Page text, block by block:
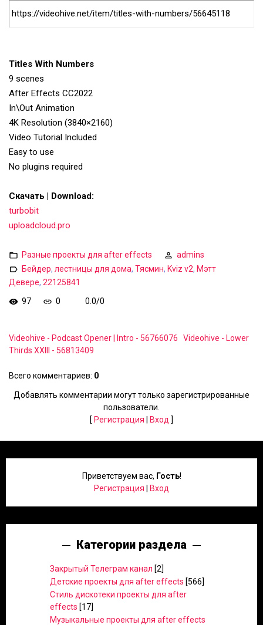
https://videohive.net/item/titles-with-numbers/56645118
Titles With Numbers
9 scenes
After Effects CC2022
In\Out Animation
4K Resolution (3840×2160)
Video Tutorial Included
Easy to use
No plugins required
Скачать | Download:
turbobit
uploadcloud.pro
Разные проекты для after effects
admins
Бейдер, лестницы для дома, Тясмин, Kviz v2, Мэтт
Девере, 22125841
97
0 0.0/0
Videohive - Podcast Opener | Intro - 56766076
Videohive - Lower
Thirds XXIII - 56813409
Всего комментариев: 0
Добавлять комментарии могут только зарегистрированные
пользователи.
[ Регистрация Вход ]
Приветствуем вас, Гость!
Регистрация
Вход
Категории раздела
Закрытый Телеграм канал [2]
Детские проекты для after effects [566]
Стиль дискотеки проекты для after
effects [17]
Музыкальные проекты для after effects